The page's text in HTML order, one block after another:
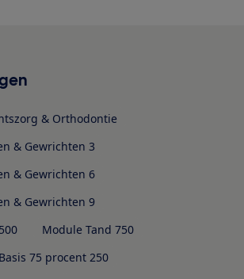
& Orthodontie
& Gewrichten 3
& Gewrichten 6
& Gewrichten 9
Module Tand 750
75 procent 250